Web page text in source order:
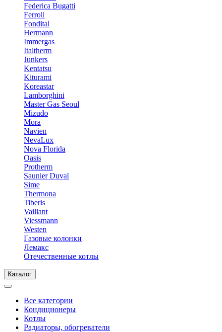
Federica Bugatti
Ferroli
Fondital
Hermann
Immergas
Italtherm
Junkers
Kentatsu
Kiturami
Koreastar
Lamborghini
Master Gas Seoul
Mizudo
Mora
Navien
NevaLux
Nova Florida
Oasis
Protherm
Saunier Duval
Sime
Thermona
Tiberis
Vaillant
Viessmann
Westen
Газовые колонки
Лемакс
Отечественные котлы
Каталог
Все категории
Кондиционеры
Котлы
Радиаторы, обогреватели